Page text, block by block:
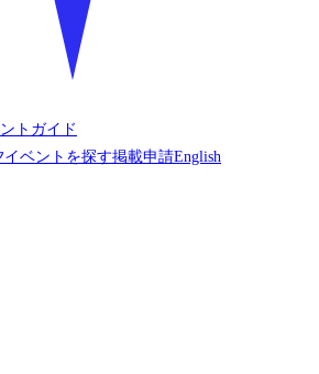
トガイド
イベントを探す掲載申請English